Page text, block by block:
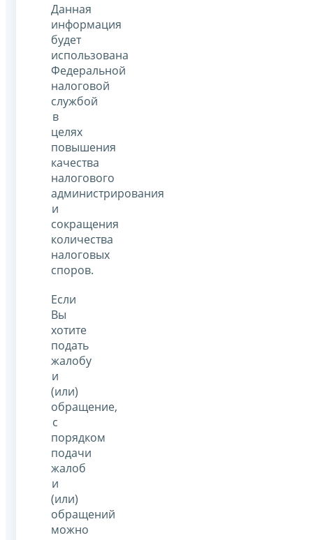
Данная
информация
будет
использована
Федеральной
налоговой
службой
в
целях
повышения
качества
налогового
администрирования
и
сокращения
количества
налоговых
споров.
Если
Вы
хотите
подать
жалобу
и
(или)
обращение,
с
порядком
подачи
жалоб
и
(или)
обращений
можно